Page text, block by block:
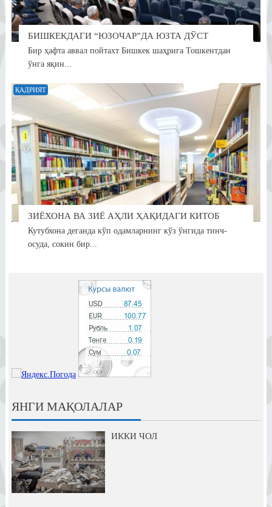
БИШКЕКДАГИ “ЮЗОЧАР”ДА ЮЗТА ДЎСТ
Бир ҳафта аввал пойтахт Бишкек шаҳрига Тошкентдан
ўнга яқин...
ҚАДРИЯТ
ЗИЁХОНА ВА ЗИЁ АҲЛИ ҲАҚИДАГИ КИТОБ
Кутубхона деганда кўп одамларнинг кўз ўнгида тинч-
осуда, сокин бир...
ЯНГИ МАҚОЛАЛАР
ИККИ ЧОЛ